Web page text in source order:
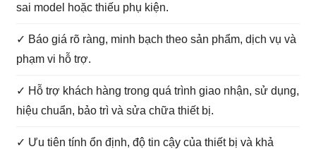
sai model hoặc thiếu phụ kiện.
✓ Báo giá rõ ràng, minh bạch theo sản phẩm, dịch vụ và
phạm vi hỗ trợ.
✓ Hỗ trợ khách hàng trong quá trình giao nhận, sử dụng,
hiệu chuẩn, bảo trì và sửa chữa thiết bị.
✓ Ưu tiên tính ổn định, độ tin cậy của thiết bị và khả